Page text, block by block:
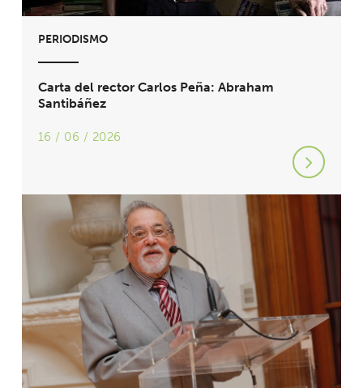
PERIODISMO
Carta del rector Carlos Peña: Abraham
Santibáñez
16 / 06 / 2026